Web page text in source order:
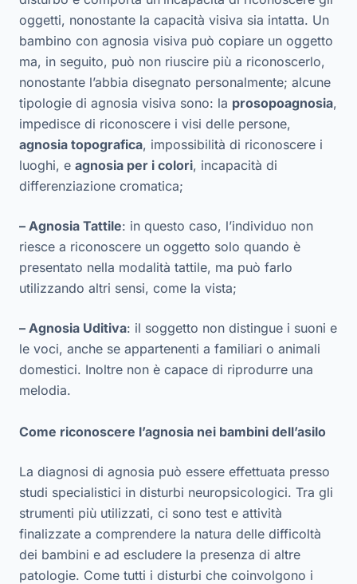
oggetti, nonostante la capacità visiva sia intatta. Un
bambino con agnosia visiva può copiare un oggetto
ma, in seguito, può non riuscire più a riconoscerlo,
nonostante l’abbia disegnato personalmente; alcune
tipologie di agnosia visiva sono: la prosopoagnosia,
impedisce di riconoscere i visi delle persone,
agnosia topografica, impossibilità di riconoscere i
luoghi, e agnosia per i colori, incapacità di
differenziazione cromatica;
– Agnosia Tattile: in questo caso, l’individuo non
riesce a riconoscere un oggetto solo quando è
presentato nella modalità tattile, ma può farlo
utilizzando altri sensi, come la vista;
– Agnosia Uditiva: il soggetto non distingue i suoni e
le voci, anche se appartenenti a familiari o animali
domestici. Inoltre non è capace di riprodurre una
melodia.
Come riconoscere l’agnosia nei bambini dell’asilo
La diagnosi di agnosia può essere effettuata presso
studi specialistici in disturbi neuropsicologici. Tra gli
strumenti più utilizzati, ci sono test e attività
finalizzate a comprendere la natura delle difficoltà
dei bambini e ad escludere la presenza di altre
patologie. Come tutti i disturbi che coinvolgono i